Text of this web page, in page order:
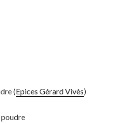
(Epices Gérard Vivès)
poudre